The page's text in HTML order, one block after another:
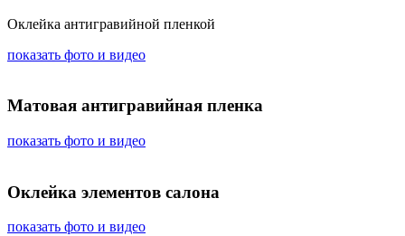
Оклейка антигравийной пленкой
показать фото и видео
Матовая антигравийная пленка
показать фото и видео
Оклейка элементов салона
показать фото и видео